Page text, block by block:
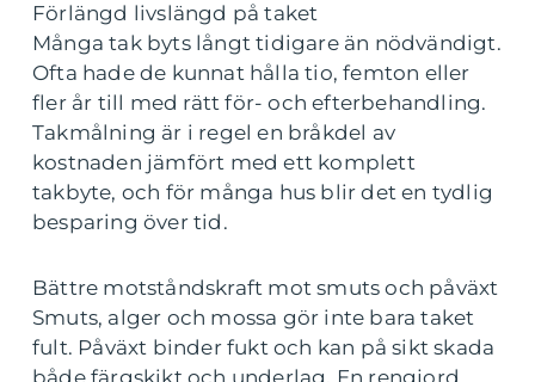
Förlängd livslängd på taket
Många tak byts långt tidigare än nödvändigt.
Ofta hade de kunnat hålla tio, femton eller
fler år till med rätt för- och efterbehandling.
Takmålning är i regel en bråkdel av
kostnaden jämfört med ett komplett
takbyte, och för många hus blir det en tydlig
besparing över tid.
Bättre motståndskraft mot smuts och påväxt
Smuts, alger och mossa gör inte bara taket
fult. Påväxt binder fukt och kan på sikt skada
både färgskikt och underlag. En rengjord